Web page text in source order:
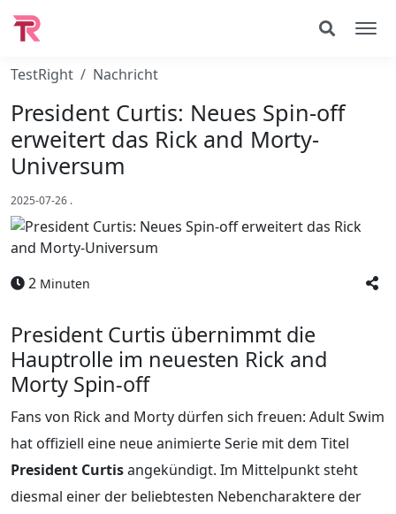
TestRight Nachricht
President Curtis: Neues Spin-off
erweitert das Rick and Morty-
Universum
2025-07-26 .
2 Minuten
President Curtis übernimmt die
Hauptrolle im neuesten Rick and
Morty Spin-off
Fans von Rick and Morty dürfen sich freuen: Adult Swim
hat offiziell eine neue animierte Serie mit dem Titel
President Curtisangekündigt. Im Mittelpunkt steht
diesmal einer der beliebtesten Nebencharaktere der